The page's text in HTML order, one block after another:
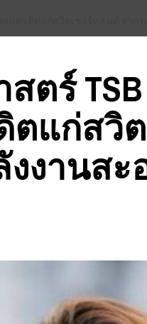
ตร์
ตแก่สวิ
งานสะ